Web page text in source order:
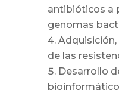
antibióticos a
genomas
de las
Desarrollo